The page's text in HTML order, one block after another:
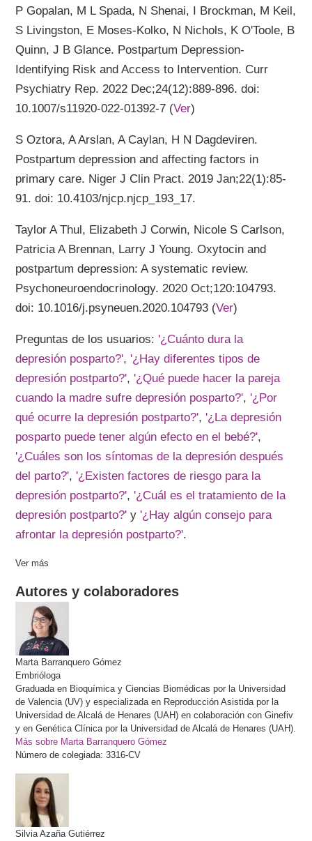
P Gopalan, M L Spada, N Shenai, I Brockman, M Keil,
S Livingston, E Moses-Kolko, N Nichols, K O'Toole, B
Quinn, J B Glance. Postpartum Depression-
Identifying Risk and Access to Intervention. Curr
Psychiatry Rep. 2022 Dec;24(12):889-896. doi:
10.1007/s11920-022-01392-7 (Ver)
S Oztora, A Arslan, A Caylan, H N Dagdeviren.
Postpartum depression and affecting factors in
primary care. Niger J Clin Pract. 2019 Jan;22(1):85-
91. doi: 10.4103/njcp.njcp_193_17.
Taylor A Thul, Elizabeth J Corwin, Nicole S Carlson,
Patricia A Brennan, Larry J Young. Oxytocin and
postpartum depression: A systematic review.
Psychoneuroendocrinology. 2020 Oct;120:104793.
doi: 10.1016/j.psyneuen.2020.104793 (Ver)
Preguntas de los usuarios:'¿Cuánto dura la
depresión posparto?','¿Hay diferentes tipos de
depresión postparto?','¿Qué puede hacer la pareja
cuando la madre sufre depresión posparto?','¿Por
qué ocurre la depresión postparto?','¿La depresión
posparto puede tener algún efecto en el bebé?',
'¿Cuáles son los síntomas de la depresión después
del parto?','¿Existen factores de riesgo para la
depresión postparto?','¿Cuál es el tratamiento de la
depresión postparto?' y'¿Hay algún consejo para
afrontar la depresión postparto?'.
Ver más
Autores y colaboradores
Marta Barranquero Gómez
Embrióloga
Graduada en Bioquímica y Ciencias Biomédicas por la Universidad
de Valencia (UV) y especializada en Reproducción Asistida por la
Universidad de Alcalá de Henares (UAH) en colaboración con Ginefiv
y en Genética Clínica por la Universidad de Alcalá de Henares (UAH).
Más sobre Marta Barranquero Gómez
Número de colegiada: 3316-CV
Silvia Azaña Gutiérrez